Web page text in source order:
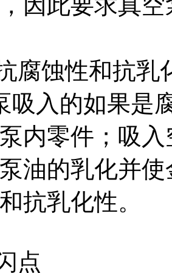
腐蚀性和抗乳
入的如果是
内零件；吸
油的乳化并
抗乳化性。
点